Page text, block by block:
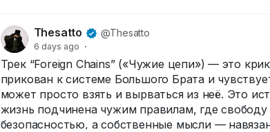
Thesatto @Thesatto
6 days ago ·
Трек “Foreign Chains” («Чужие цепи») — это
прикован к системе Большого Брата и
может просто взять и вырваться из неё. Это
жизнь подчинена чужим правилам, где
безопасностью, а собственные мысли —